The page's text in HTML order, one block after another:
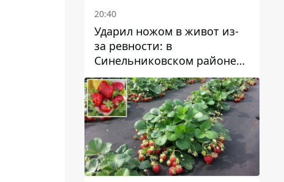
20:40
Ударил ножом в живот из-
за ревности: в
Синельниковском районе
задержали 49-летнего
мужчину за убийство